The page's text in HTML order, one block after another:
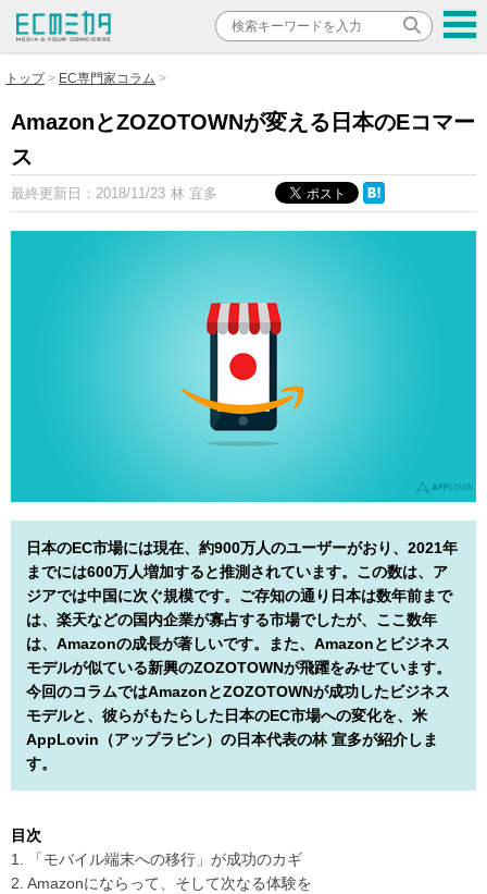
トップ EC専門家コラム
AmazonとZOZOTOWNが変える日本のEコマー
ス
最終更新日： 2018/11/23 林 宜多
日本のEC市場には現在、約900万人のユーザーがおり、2021年
までには600万人増加すると推測されています。この数は、ア
ジアでは中国に次ぐ規模です。ご存知の通り日本は数年前まで
は、楽天などの国内企業が寡占する市場でしたが、ここ数年
は、Amazonの成長が著しいです。また、Amazonとビジネス
モデルが似ている新興のZOZOTOWNが飛躍をみせています。
今回のコラムではAmazonとZOZOTOWNが成功したビジネス
モデルと、彼らがもたらした日本のEC市場への変化を、米
AppLovin（アップラビン）の日本代表の林 宣多が紹介しま
す。
目次
1. 「モバイル端末への移行」が成功のカギ
2. Amazonにならって、そして次なる体験を